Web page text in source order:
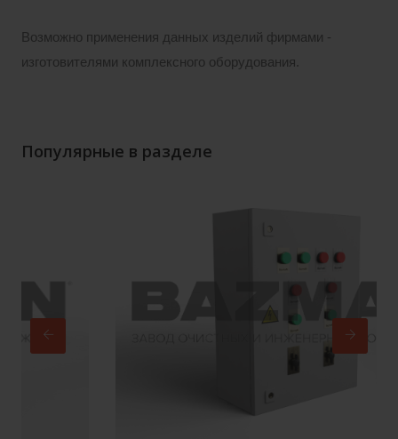
Возможно применения данных изделий фирмами -
изготовителями комплексного оборудования.
Популярные в разделе